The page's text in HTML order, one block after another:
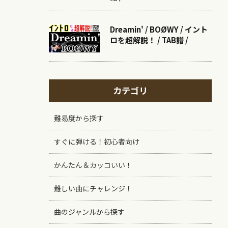
Dreamin' / BOØWY / イント
ロを超解説！ / TAB譜 /
カテゴリ
難易度から探す
すぐに弾ける！初心者向け
かんたん＆カッコいい！
難しい曲にチャレンジ！
曲のジャンルから探す